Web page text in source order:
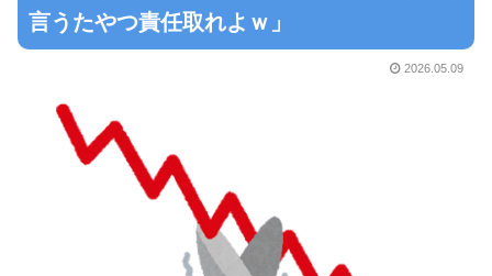
言うたやつ責任取れよｗ」
2026.05.09